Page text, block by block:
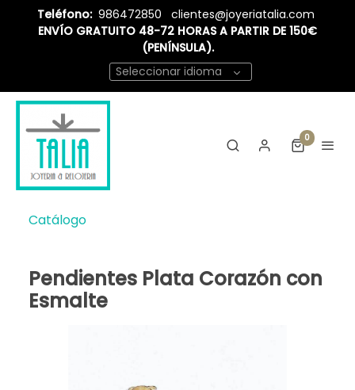
Teléfono: 986472850
clientes@joyeriatalia.com
ENVÍO GRATUITO 48-72 HORAS A PARTIR DE 150€
(PENÍNSULA).
Seleccionar idioma
0
Catálogo
Pendientes Plata Corazón con
Esmalte